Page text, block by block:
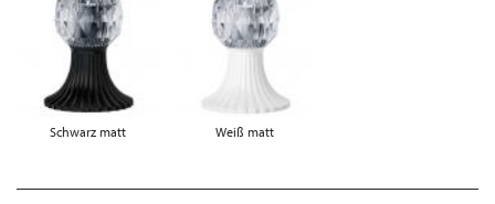
Schwarz matt Weiß matt